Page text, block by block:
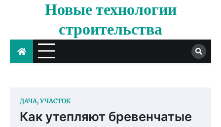
Новые технологии
строительства
ДАЧА, УЧАСТОК
Как утепляют бревенчатые